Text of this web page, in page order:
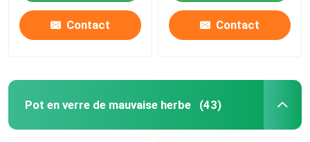
Bouteille en verre de compte-gouttes
Broyeur de tabac aux herbes
Contact Contact
Pot en verre de mauvaise herbe (43)